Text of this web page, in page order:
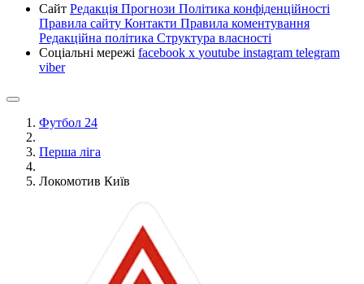
Сайт Редакція Прогнози Політика конфіденційності
Правила сайту Контакти Правила коментування
Редакційна політика Структура власності
Соціальні мережі facebook x youtube instagram telegram
viber
Футбол 24
Перша ліга
Локомотив Київ